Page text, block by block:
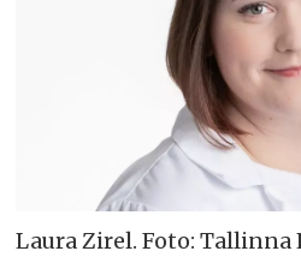
Laura Zirel. Foto: Tallinna